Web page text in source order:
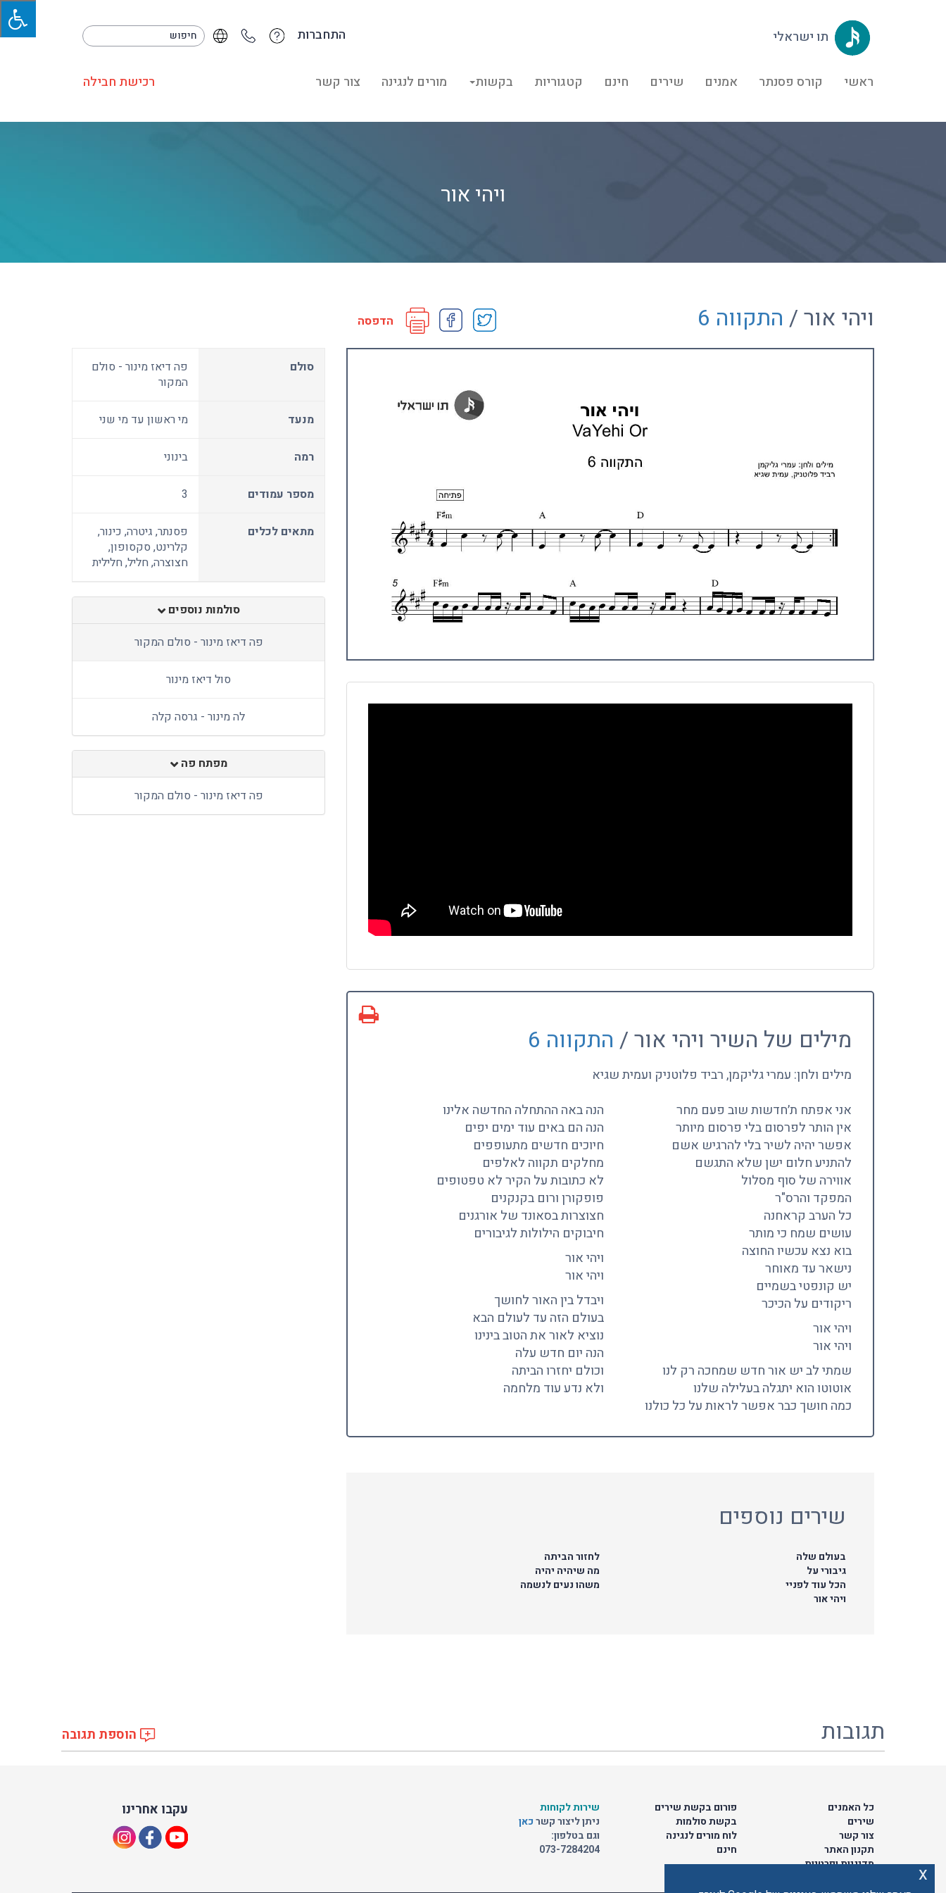
התחברות תו ישראלי
ראשי קורס פסנתר אמנים שירים חינם קטגוריות בקשות מורים לנגינה צור קשר רכישת חבילה
ויהי אור
ויהי אור / התקווה 6 הדפסה
סולם
פה דיאז מינור - סולם
המקור
מנעד מי ראשון עד מי שני
רמה בינוני
מספר עמודים 3
מתאים לכלים
פסנתר, גיטרה, כינור,
קלרינט, סקסופון,
חצוצרה, חליל, חלילית
סולמות נוספים
פה דיאז מינור - סולם המקור
סול דיאז מינור
לה מינור - גרסה קלה
מפתח פה
פה דיאז מינור - סולם המקור
מילים של השיר ויהי אור / התקווה 6
מילים ולחן: עמרי גליקמן, רביד פלוטניק ועמית שגיא
אני אפתח ת׳חדשות שוב פעם מחר
אין הותר לפרסום בלי פרסום מיותר
אפשר יהיה לשיר בלי להרגיש אשם
להתניע חלום ישן שלא התגשם
אווירה של סוף מסלול
המפקד והרס"ר
כל הערב קראחנה
עושים שמח כי מותר
בוא נצא עכשיו החוצה
נישאר עד מאוחר
יש קונפטי בשמיים
ריקודים על הכיכר
ויהי אור
ויהי אור
שמתי לב יש אור חדש שמחכה רק לנו
אוטוטו הוא יתגלה בעלילה שלנו
כמה חושך כבר אפשר לראות על כל כולנו
הנה באה ההתחלה החדשה אלינו
הנה הם באים עוד ימים יפים
חיוכים חדשים מתעופפים
מחלקים תקווה לאלפים
לא כתובות על הקיר לא טפטופים
פופקורן ורום בקנקנים
חצוצרות בסאונד של אורגנים
חיבוקים הילולות לגיבורים
ויהי אור
ויהי אור
ויבדל בין האור לחושך
בעולם הזה עד לעולם הבא
נוציא לאור את הטוב בינינו
הנה יום חדש עלה
וכולם יחזרו הביתה
ולא נדע עוד מלחמה
שירים נוספים
לחזור הביתה
מה שיהיה יהיה
משהו נעים לנשמה
בעולם שלה
גיבורי על
הכל עוד לפניי
ויהי אור
תגובות הוספת תגובה
עקבו אחרינו
שירות לקוחות
ניתן ליצור קשרכאן
וגם בטלפון:
073-7284204
פורום בקשת שירים
בקשת סולמות
לוח מורים לנגינה
חינם
כל האמנים
שירים
צור קשר
תקנון האתר
מדיניות ופרטיות
x